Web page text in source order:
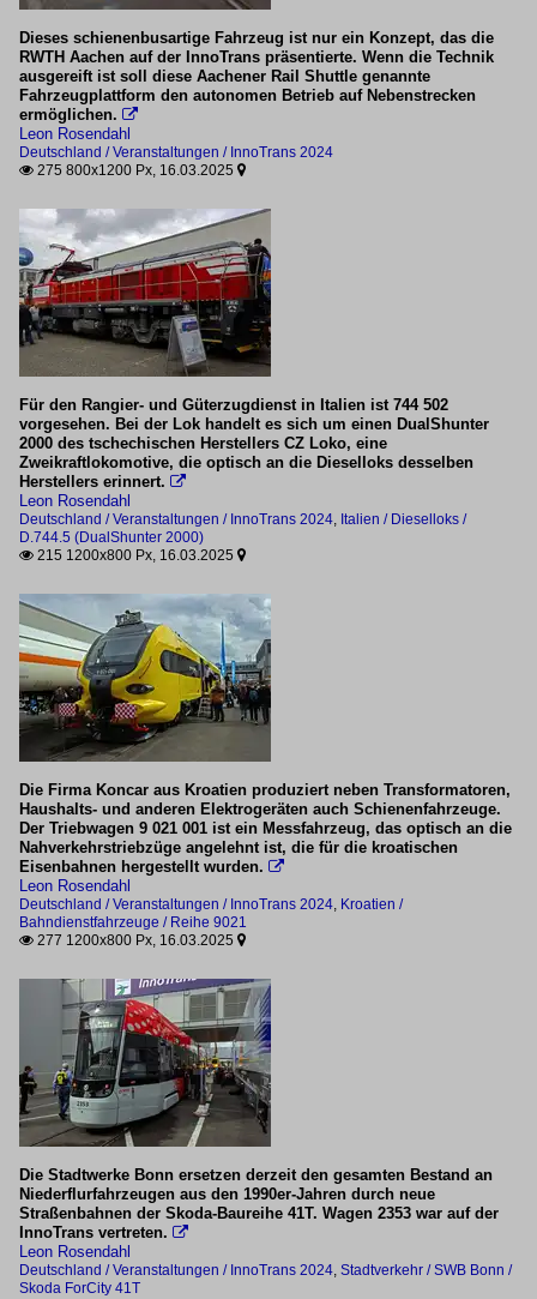
Dieses schienenbusartige Fahrzeug ist nur ein Konzept, das die
RWTH Aachen auf der InnoTrans präsentierte. Wenn die Technik
ausgereift ist soll diese Aachener Rail Shuttle genannte
Fahrzeugplattform den autonomen Betrieb auf Nebenstrecken
ermöglichen. 
Leon Rosendahl
Deutschland / Veranstaltungen / InnoTrans 2024
 275 800x1200 Px, 16.03.2025 
Für den Rangier- und Güterzugdienst in Italien ist 744 502
vorgesehen. Bei der Lok handelt es sich um einen DualShunter
2000 des tschechischen Herstellers CZ Loko, eine
Zweikraftlokomotive, die optisch an die Dieselloks desselben
Herstellers erinnert. 
Leon Rosendahl
Deutschland / Veranstaltungen / InnoTrans 2024, Italien / Dieselloks /
D.744.5 (DualShunter 2000)
 215 1200x800 Px, 16.03.2025 
Die Firma Koncar aus Kroatien produziert neben Transformatoren,
Haushalts- und anderen Elektrogeräten auch Schienenfahrzeuge.
Der Triebwagen 9 021 001 ist ein Messfahrzeug, das optisch an die
Nahverkehrstriebzüge angelehnt ist, die für die kroatischen
Eisenbahnen hergestellt wurden. 
Leon Rosendahl
Deutschland / Veranstaltungen / InnoTrans 2024, Kroatien /
Bahndienstfahrzeuge / Reihe 9021
 277 1200x800 Px, 16.03.2025 
Die Stadtwerke Bonn ersetzen derzeit den gesamten Bestand an
Niederflurfahrzeugen aus den 1990er-Jahren durch neue
Straßenbahnen der Skoda-Baureihe 41T. Wagen 2353 war auf der
InnoTrans vertreten. 
Leon Rosendahl
Deutschland / Veranstaltungen / InnoTrans 2024, Stadtverkehr / SWB Bonn /
Skoda ForCity 41T